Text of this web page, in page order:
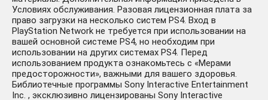
Условиях обслуживания. Разовая лицензионная плата за
право загрузки на несколько систем PS4. Вход в
PlayStation Network не требуется при использовании на
вашей основной системе PS4, но необходим при
использовании на других системах PS4. Перед
использованием продукта ознакомьтесь с «Мерами
предосторожности», важными для вашего здоровья.
Библиотечные программы Sony Interactive Entertainment
Inc. , эксклюзивно лицензированы Sony Interactive